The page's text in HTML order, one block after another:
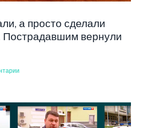
а просто сделали
Пострадавшим вернули